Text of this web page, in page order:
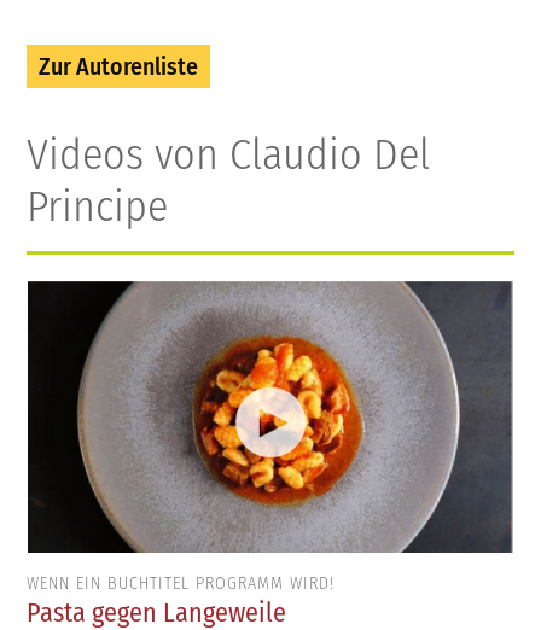
Zur Autorenliste
Videos von Claudio Del
Principe
WENN EIN BUCHTITEL PROGRAMM WIRD!
Pasta gegen Langeweile